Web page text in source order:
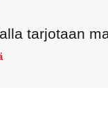
tarjotaan